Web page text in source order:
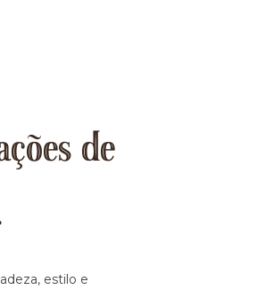
de
estilo e